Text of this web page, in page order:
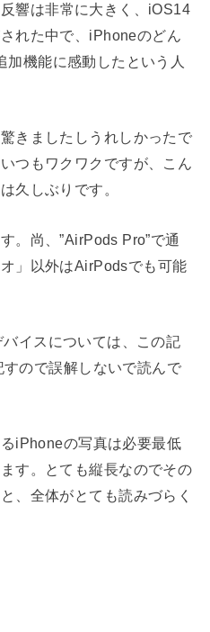
響は非常に大きく、iOS14
れた中で、iPhoneのどん
機能に感動したという人
きましたしうれしかったで
つもワクワクですが、こん
久しぶりです。
。尚、”AirPods Pro”で通
」以外はAirPodsでも可能
イスについては、この記
ので誤解しないで読んで
iPhoneの写真は必要最低
す。とても縦長なのでその
、全体がとても読みづらく